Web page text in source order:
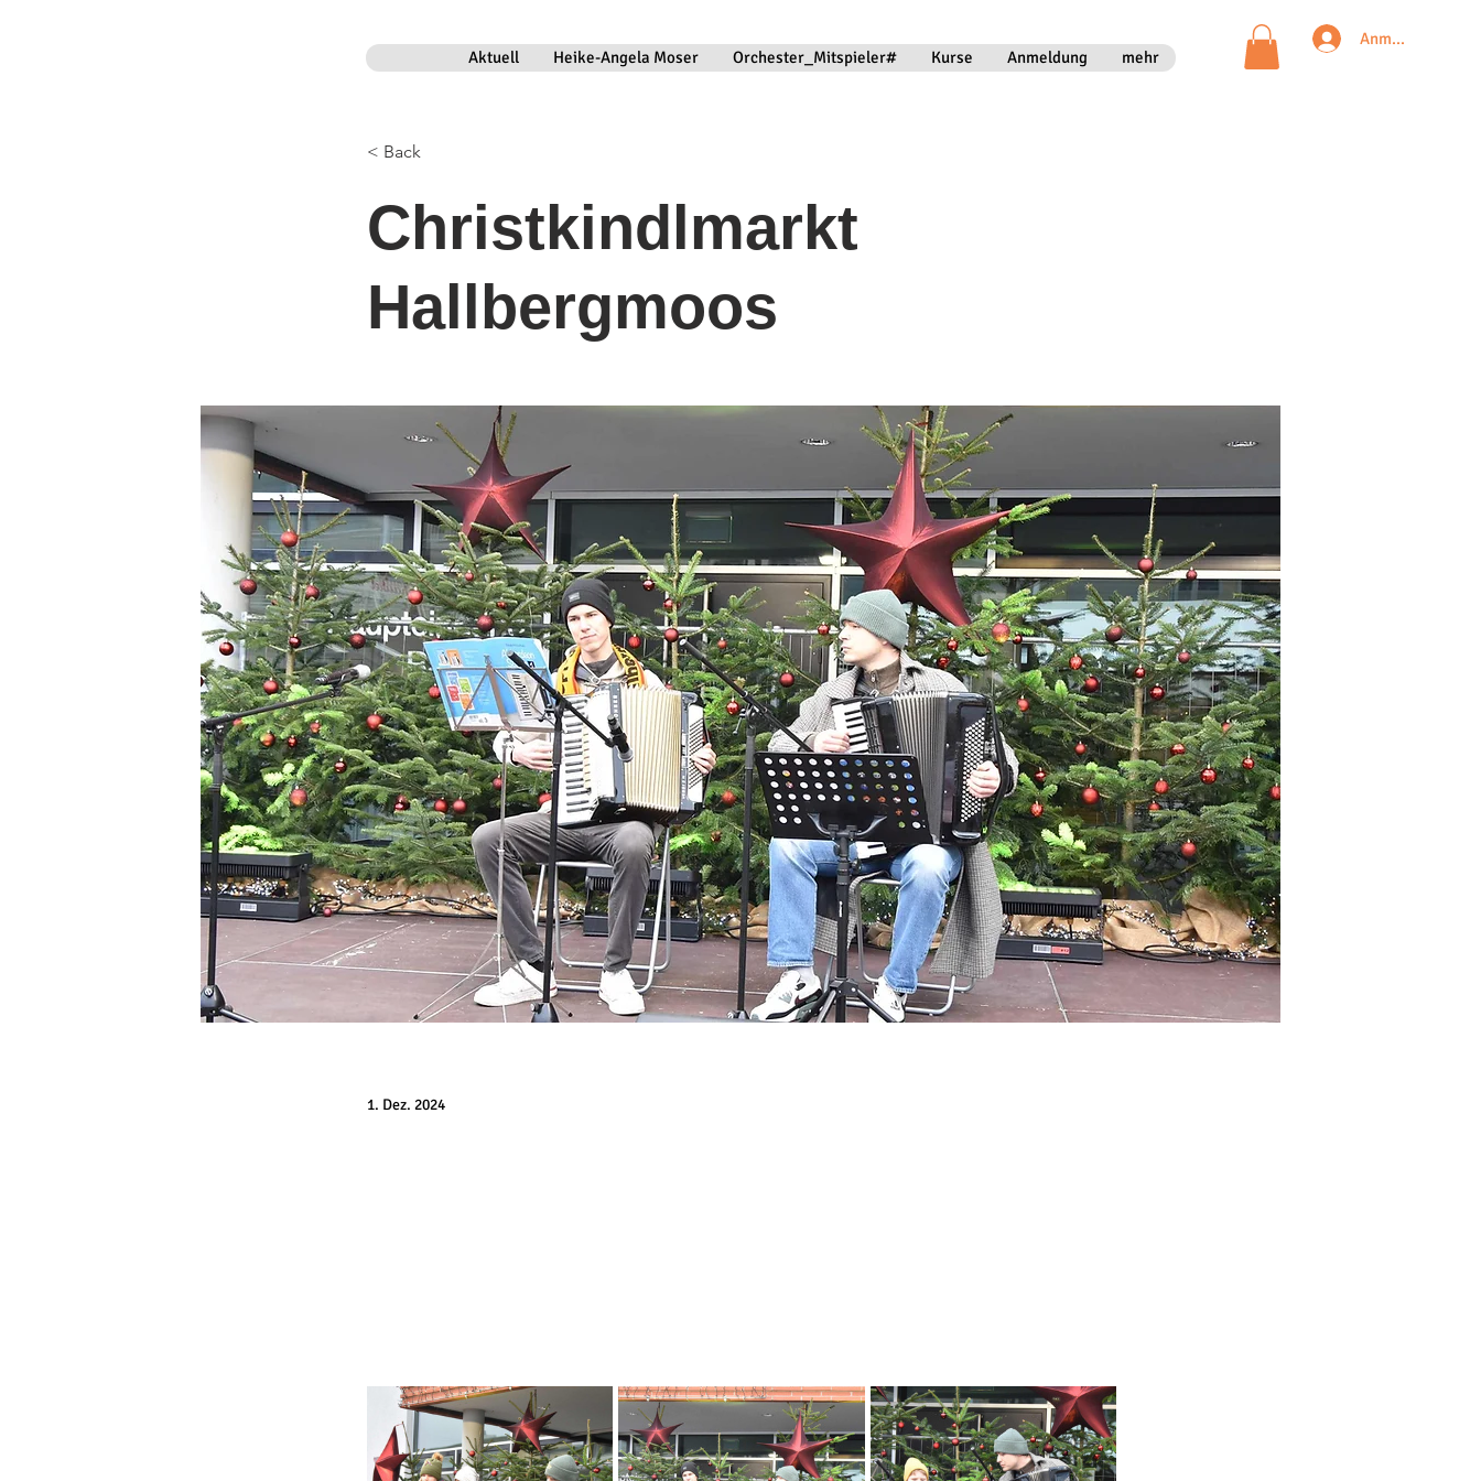
Aktuell Heike-Angela Moser Orchester_Mitspieler# Kurse Anmeldung mehr
Anmelden
< Back
Christkindlmarkt
Hallbergmoos
1. Dez. 2024